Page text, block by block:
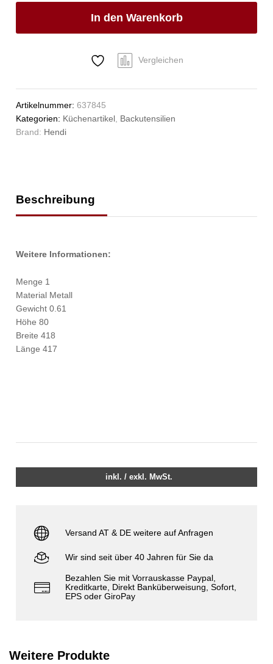
für
ø410x(H)80mm
In den Warenkorb
Vergleichen
Artikelnummer:637845
Kategorien: Küchenartikel Backutensilien
Brand: Hendi
Beschreibung
Weitere Informationen:
Menge 1
Material Metall
Gewicht 0.61
Höhe 80
Breite 418
Länge 417
inkl. / exkl. MwSt.
Versand AT & DE weitere auf Anfragen
Wir sind seit über 40 Jahren für Sie da
Bezahlen Sie mit Vorrauskasse Paypal,
Kreditkarte, Direkt Banküberweisung, Sofort,
EPS oder GiroPay
Weitere Produkte